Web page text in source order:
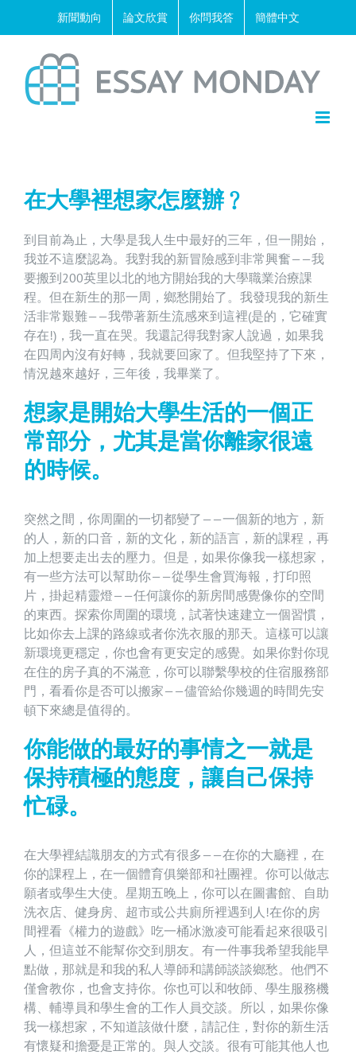
新聞動向 論文欣賞 你問我答 簡體中文
在大學裡想家怎麼辦﹖
到目前為止，大學是我人生中最好的三年，但一開始，
我並不這麼認為。我對我的新冒險感到非常興奮——我
要搬到200英里以北的地方開始我的大學職業治療課
程。但在新生的那一周，鄉愁開始了。我發現我的新生
活非常艱難——我帶著新生流感來到這裡(是的，它確實
存在!)，我一直在哭。我還記得我對家人說過，如果我
在四周內沒有好轉，我就要回家了。但我堅持了下來，
情況越來越好，三年後，我畢業了。
想家是開始大學生活的一個正
常部分，尤其是當你離家很遠
的時候。
突然之間，你周圍的一切都變了——一個新的地方，新
的人，新的口音，新的文化，新的語言，新的課程，再
加上想要走出去的壓力。但是，如果你像我一樣想家，
有一些方法可以幫助你——從學生會買海報，打印照
片，掛起精靈燈——任何讓你的新房間感覺像你的空間
的東西。探索你周圍的環境，試著快速建立一個習慣，
比如你去上課的路線或者你洗衣服的那天。這樣可以讓
新環境更穩定，你也會有更安定的感覺。如果你對你現
在住的房子真的不滿意，你可以聯繫學校的住宿服務部
門，看看你是否可以搬家——儘管給你幾週的時間先安
頓下來總是值得的。
你能做的最好的事情之一就是
保持積極的態度，讓自己保持
忙碌。
在大學裡結識朋友的方式有很多——在你的大廳裡，在
你的課程上，在一個體育俱樂部和社團裡。你可以做志
願者或學生大使。星期五晚上，你可以在圖書館、自助
洗衣店、健身房、超市或公共廁所裡遇到人!在你的房
間裡看《權力的遊戲》吃一桶冰激凌可能看起來很吸引
人，但這並不能幫你交到朋友。有一件事我希望我能早
點做，那就是和我的私人導師和講師談談鄉愁。他們不
僅會教你，也會支持你。你也可以和牧師、學生服務機
構、輔導員和學生會的工作人員交談。所以，如果你像
我一樣想家，不知道該做什麼，請記住，對你的新生活
有懷疑和擔憂是正常的。與人交談。很有可能其他人也